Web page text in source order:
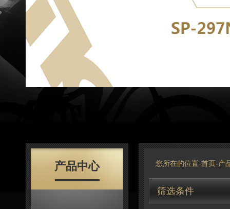
产品中心 您所在的位置-首页 -产
筛选条件